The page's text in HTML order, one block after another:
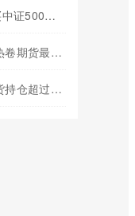
中证500是个好指数(买中证500指数基金)
热卷钢期货价格行情(热卷期货最新行情今天)
期货交易持仓限制(期货持仓超过持仓限额)